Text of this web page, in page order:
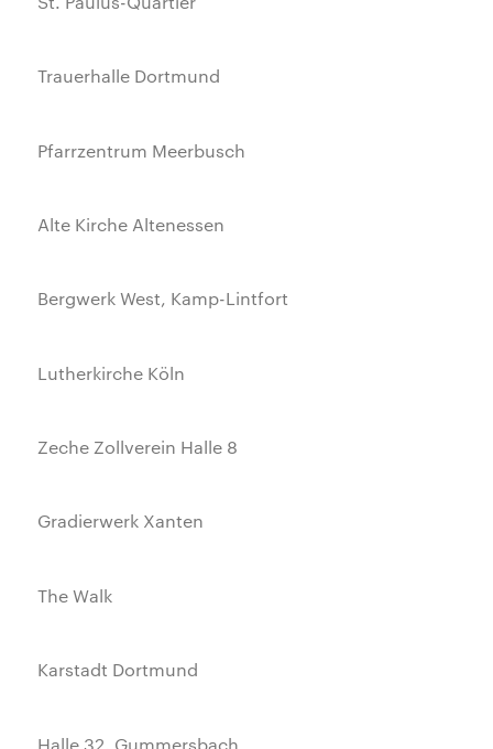
Trauerhalle Dortmund
Pfarrzentrum Meerbusch
Alte Kirche Altenessen
Bergwerk West, Kamp-Lintfort
Lutherkirche Köln
Zeche Zollverein Halle 8
Gradierwerk Xanten
The Walk
Karstadt Dortmund
Halle 32, Gummersbach